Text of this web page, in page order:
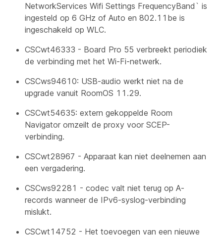
NetworkServices Wifi Settings FrequencyBand` is
ingesteld op 6 GHz of Auto en 802.11be is
ingeschakeld op WLC.
CSCwt46333 - Board Pro 55 verbreekt periodiek
de verbinding met het Wi-Fi-netwerk.
CSCws94610: USB-audio werkt niet na de
upgrade vanuit RoomOS 11.29.
CSCwt54635: extern gekoppelde Room
Navigator omzeilt de proxy voor SCEP-
verbinding.
CSCwt28967 - Apparaat kan niet deelnemen aan
een vergadering.
CSCws92281 - codec valt niet terug op A-
records wanneer de IPv6-syslog-verbinding
mislukt.
CSCwt14752 - Het toevoegen van een nieuwe